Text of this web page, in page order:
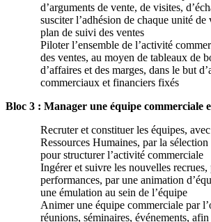
d’arguments de vente, de visites,
susciter l’adhésion de chaque unité de
plan de suivi des ventes
Piloter l’ensemble de l’activité
des ventes, au moyen de tableaux de
d’affaires et des marges, dans le but
commerciaux et financiers fixés
Bloc 3 : Manager une équipe commerciale
Recruter et constituer les équipes,
Ressources Humaines, par la
pour structurer l’activité commerciale
Ingérer et suivre les nouvelles
performances, par une animation
une émulation au sein de l’équipe
Animer une équipe commerciale par
réunions, séminaires, événements, afin